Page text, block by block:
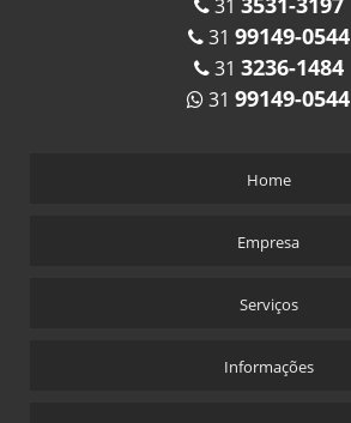
31
31 99149-0544
31 3236-1484
31 99149-0544
Home
Empresa
Serviços
Informações